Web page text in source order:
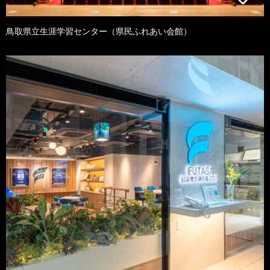
鳥取県立生涯学習センター（県民ふれあい会館）